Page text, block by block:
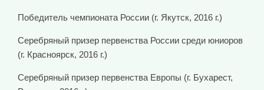
Победитель чемпионата России (г. Якутск, 2016 г.)
Серебряный призер первенства России среди юниоров
(г. Красноярск, 2016 г.)
Серебряный призер первенства Европы (г. Бухарест,